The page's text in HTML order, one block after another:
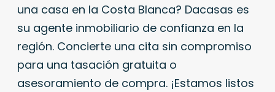
una casa en la Costa Blanca? Dacasas es
su agente inmobiliario de confianza en la
región. Concierte una cita sin compromiso
para una tasación gratuita o
asesoramiento de compra. ¡Estamos listos